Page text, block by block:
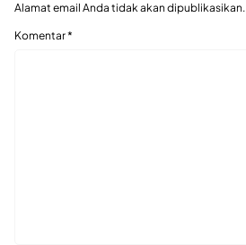
Alamat email Anda tidak akan dipublikasikan.
Komentar*